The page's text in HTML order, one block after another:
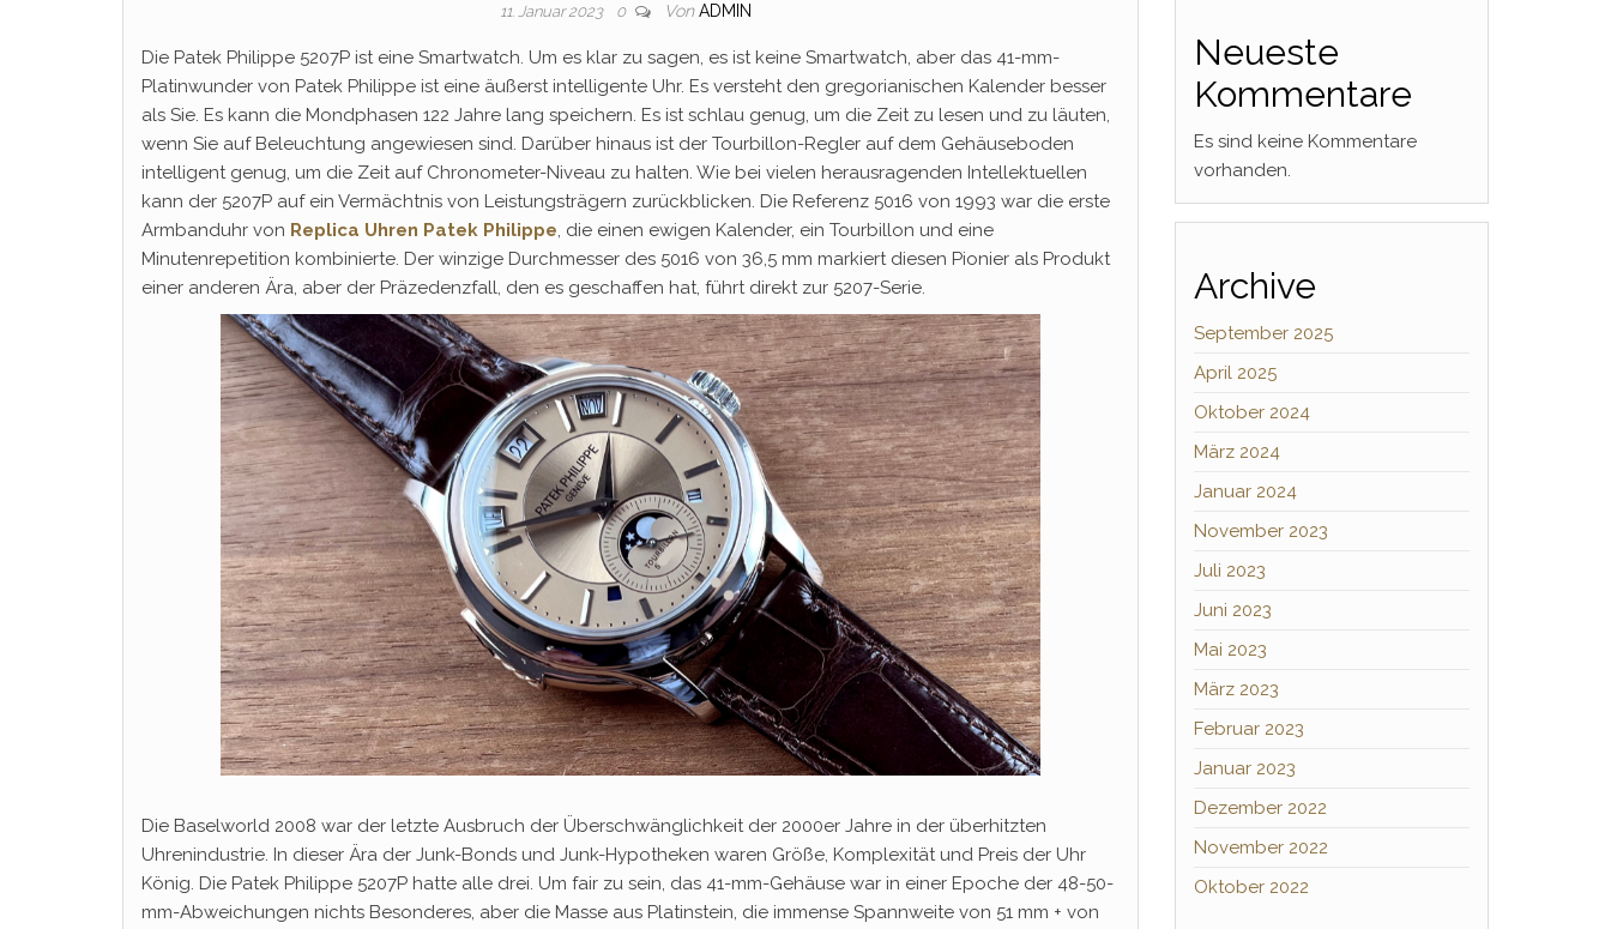
11. Januar 2023 0 Von ADMIN
Die Patek Philippe 5207P ist eine Smartwatch. Um es klar zu sagen, es ist keine Smartwatch, aber das 41-mm-
Platinwunder von Patek Philippe ist eine äußerst intelligente Uhr. Es versteht den gregorianischen Kalender besser
als Sie. Es kann die Mondphasen 122 Jahre lang speichern. Es ist schlau genug, um die Zeit zu lesen und zu läuten,
wenn Sie auf Beleuchtung angewiesen sind. Darüber hinaus ist der Tourbillon-Regler auf dem Gehäuseboden
intelligent genug, um die Zeit auf Chronometer-Niveau zu halten. Wie bei vielen herausragenden Intellektuellen
kann der 5207P auf ein Vermächtnis von Leistungsträgern zurückblicken. Die Referenz 5016 von 1993 war die erste
Armbanduhr von Replica Uhren Patek Philippe, die einen ewigen Kalender, ein Tourbillon und eine
Minutenrepetition kombinierte. Der winzige Durchmesser des 5016 von 36,5 mm markiert diesen Pionier als Produkt
einer anderen Ära, aber der Präzedenzfall, den es geschaffen hat, führt direkt zur 5207-Serie.
Die Baselworld 2008 war der letzte Ausbruch der Überschwänglichkeit der 2000er Jahre in der überhitzten
Uhrenindustrie. In dieser Ära der Junk-Bonds und Junk-Hypotheken waren Größe, Komplexität und Preis der Uhr
König. Die Patek Philippe 5207P hatte alle drei. Um fair zu sein, das 41-mm-Gehäuse war in einer Epoche der 48-50-
mm-Abweichungen nichts Besonderes, aber die Masse aus Platinstein, die immense Spannweite von 51 mm + von
Neueste
Kommentare
Es sind keine Kommentare
vorhanden.
Archive
September 2025
April 2025
Oktober 2024
März 2024
Januar 2024
November 2023
Juli 2023
Juni 2023
Mai 2023
März 2023
Februar 2023
Januar 2023
Dezember 2022
November 2022
Oktober 2022